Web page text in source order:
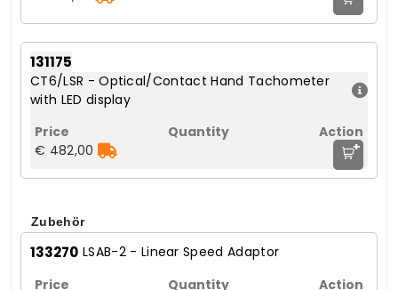
131175
CT6/LSR - Optical/Contact Hand Tachometer
with LED display
€ 482,00 +
Zubehör
133270 LSAB-2 - Linear Speed Adaptor